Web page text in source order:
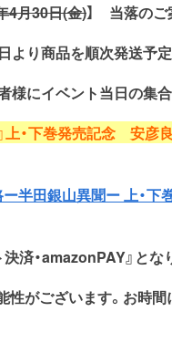
4月30日(金)】 当落のご
より商品を順次発送予定
様にイベント当日の集
上・下巻発売記念 安
半田銀山異聞ー 上・下
済・amazonPAY』とな
がございます。お時間